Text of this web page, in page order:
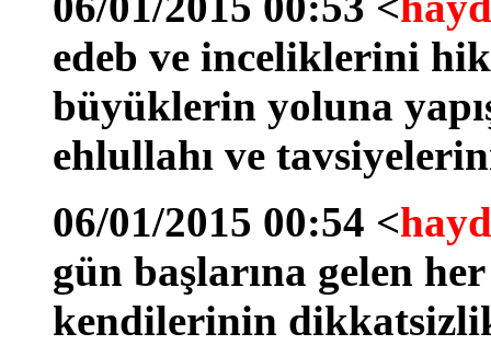
edeb ve inceliklerini
büyüklerin yoluna
ehlullahı ve
06/01/2015 00:54 <
gün başlarına gelen
kendilerinin